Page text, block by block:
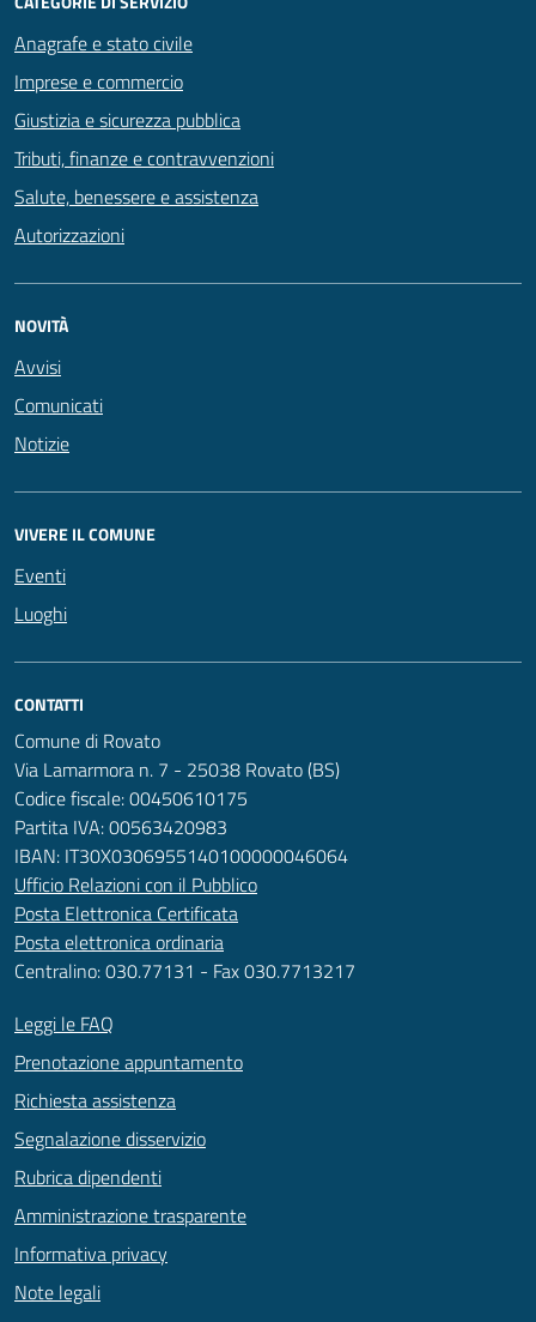
Anagrafe e stato civile
Imprese e commercio
Giustizia e sicurezza pubblica
Tributi, finanze e contravvenzioni
Salute, benessere e assistenza
Autorizzazioni
NOVITÀ
Avvisi
Comunicati
Notizie
VIVERE IL COMUNE
Eventi
Luoghi
CONTATTI
Comune di Rovato
Via Lamarmora n. 7 - 25038 Rovato (BS)
Codice fiscale: 00450610175
Partita IVA: 00563420983
IBAN: IT30X0306955140100000046064
Ufficio Relazioni con il Pubblico
Posta Elettronica Certificata
Posta elettronica ordinaria
Centralino: 030.77131 - Fax 030.7713217
Leggi le FAQ
Prenotazione appuntamento
Richiesta assistenza
Segnalazione disservizio
Rubrica dipendenti
Amministrazione trasparente
Informativa privacy
Note legali